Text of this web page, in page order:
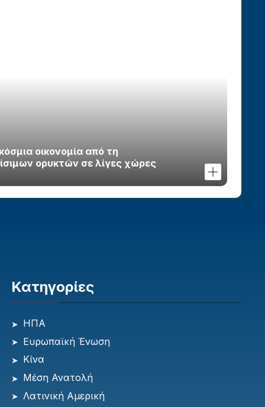
Σαουδικής Αραβίας
οικονομία από τη
ορυκτών σε λίγες χώρες
Κατηγορίες
ΗΠΑ
Ευρωπαϊκή Ένωση
Κίνα
Μέση Ανατολή
Λατινική Αμερική